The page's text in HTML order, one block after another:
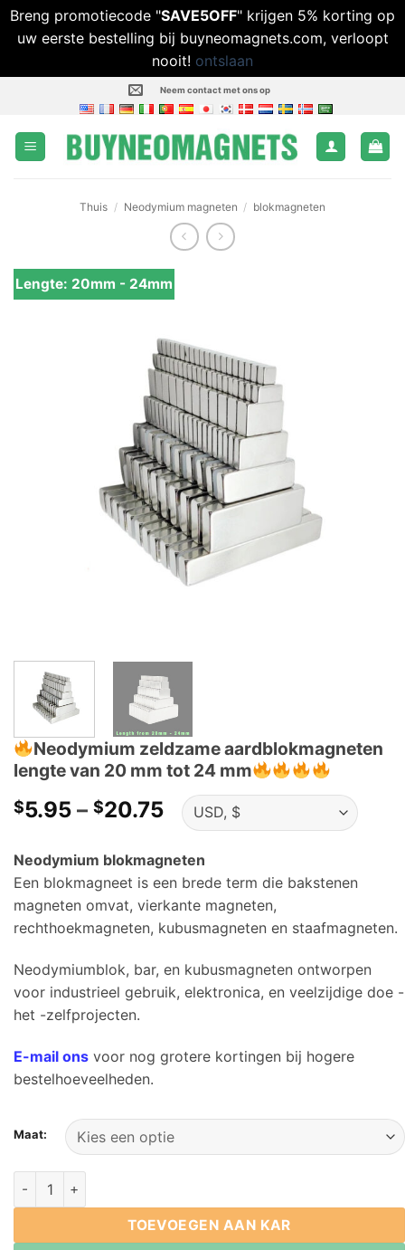
Breng promotiecode "SAVE5OFF" krijgen 5% korting op
uw eerste bestelling bij buyneomagnets.com, verloopt
nooit! ontslaan
inhoud
Neem contact met ons op
Thuis / Neodymium magneten / blokmagneten
Lengte: 20mm - 24mm
Neodymium zeldzame aardblokmagneten
lengte van 20 mm tot 24 mm
$5.95 – $20.75Prijsklasse:
$5.95
door
$20.75
Neodymium blokmagneten
Een blokmagneet is een brede term die bakstenen
magneten omvat, vierkante magneten,
rechthoekmagneten, kubusmagneten en staafmagneten.
Neodymiumblok, bar, en kubusmagneten ontworpen
voor industrieel gebruik, elektronica, en veelzijdige doe -
het -zelfprojecten.
E-mail ons voor nog grotere kortingen bij hogere
bestelhoeveelheden.
Maat:
Neodymium zeldzame aardblokmagneten lengte van 20 mm
TOEVOEGEN AAN KAR